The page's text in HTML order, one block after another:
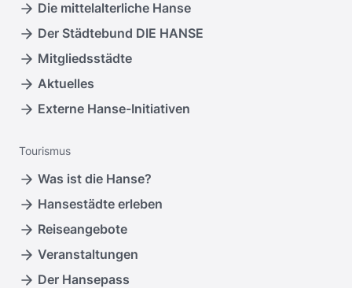
Die mittelalterliche Hanse
Der Städtebund DIE HANSE
Mitgliedsstädte
Aktuelles
Externe Hanse-Initiativen
Tourismus
Was ist die Hanse?
Hansestädte erleben
Reiseangebote
Veranstaltungen
Der Hansepass